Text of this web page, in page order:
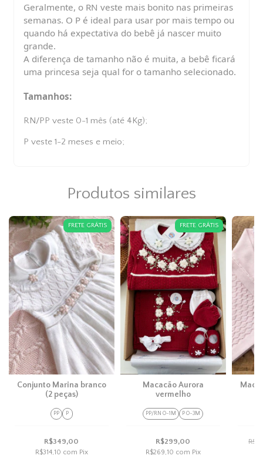
Geralmente, o RN veste mais bonito nas primeiras
semanas. O P é ideal para usar por mais tempo ou
quando há expectativa do bebê já nascer muito
grande.
A diferença de tamanho não é muita, a bebê ficará
uma princesa seja qual for o tamanho selecionado.
Tamanhos:
RN/PP veste 0-1 mês (até 4Kg);
P veste 1-2 meses e meio;
Produtos similares
FRETE GRÁTIS
Conjunto Marina branco
(2 peças)
PP P
R$349,00
R$314,10 com Pix
FRETE GRÁTIS
Macacão Aurora
vermelho
PP/RN 0-1M P 0-3M
R$299,00
R$269,10 com Pix